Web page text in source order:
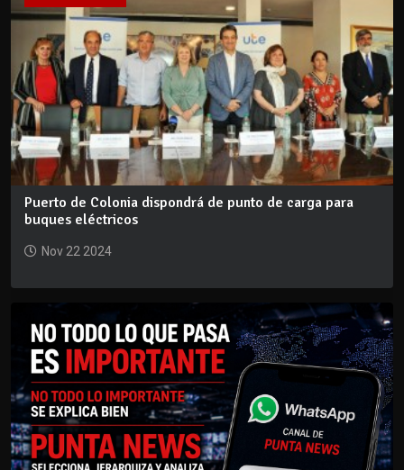
Puerto de Colonia dispondrá de punto de carga para
buques eléctricos
Nov 22 2024